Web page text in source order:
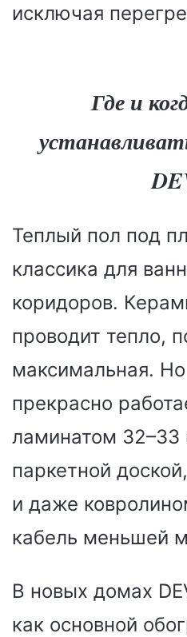
исключая
Где и
Теплый пол под
классика для
коридоров.
проводит тепло,
максимальная.
прекрасно
ламинатом 32–33
паркетной
и даже
кабель меньшей
В новых домах
как основной